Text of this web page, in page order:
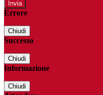
Errore
Chiudi
Successo
Chiudi
Informazione
Chiudi